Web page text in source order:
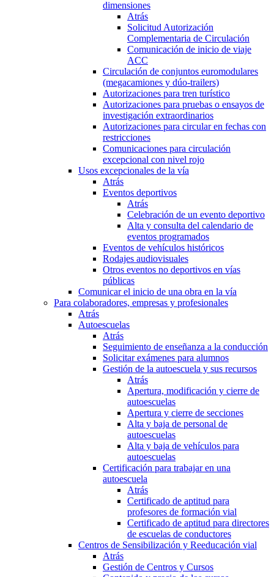
dimensiones
Atrás
Solicitud Autorización
Complementaria de Circulación
Comunicación de inicio de viaje
ACC
Circulación de conjuntos euromodulares
(megacamiones y dúo-trailers)
Autorizaciones para tren turístico
Autorizaciones para pruebas o ensayos de
investigación extraordinarios
Autorizaciones para circular en fechas con
restricciones
Comunicaciones para circulación
excepcional con nivel rojo
Usos excepcionales de la vía
Atrás
Eventos deportivos
Atrás
Celebración de un evento deportivo
Alta y consulta del calendario de
eventos programados
Eventos de vehículos históricos
Rodajes audiovisuales
Otros eventos no deportivos en vías
públicas
Comunicar el inicio de una obra en la vía
Para colaboradores, empresas y profesionales
Atrás
Autoescuelas
Atrás
Seguimiento de enseñanza a la conducción
Solicitar exámenes para alumnos
Gestión de la autoescuela y sus recursos
Atrás
Apertura, modificación y cierre de
autoescuelas
Apertura y cierre de secciones
Alta y baja de personal de
autoescuelas
Alta y baja de vehículos para
autoescuelas
Certificación para trabajar en una
autoescuela
Atrás
Certificado de aptitud para
profesores de formación vial
Certificado de aptitud para directores
de escuelas de conductores
Centros de Sensibilización y Reeducación vial
Atrás
Gestión de Centros y Cursos